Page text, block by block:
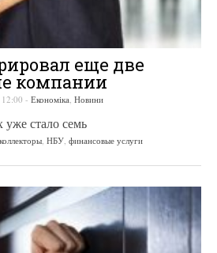
еще две
компании
- Економіка, Новини
стало семь
коллекторы, НБУ, финансовые услуги